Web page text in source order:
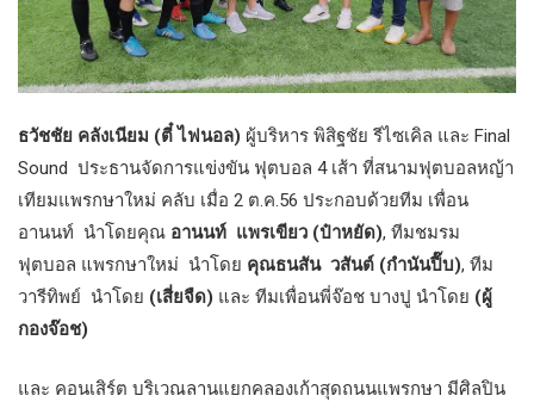
ธวัชชัย คลังเนียม (ตี๋ ไฟนอล) ผู้บริหาร พิสิฐชัย รีไซเคิล และ Final
Sound ประธานจัดการแข่งขัน ฟุตบอล 4 เส้า ที่สนามฟุตบอลหญ้า
เทียมแพรกษาใหม่ คลับ เมื่อ 2 ต.ค.56 ประกอบด้วยทีม เพื่อน
อานนท์ นำโดยคุณ อานนท์ แพรเขียว (ป๋าหยัด), ทีมชมรม
ฟุตบอล แพรกษาใหม่ นำโดย คุณธนสัน วสันต์ (กำนันปี๊บ), ทีม
วารีทิพย์ นำโดย (เสี่ยจืด) และ ทีมเพื่อนพี่จ๊อช บางปู นำโดย (ผู้
กองจ๊อช)
และ คอนเสิร์ต บริเวณลานแยกคลองเก้าสุดถนนแพรกษา มีศิลปิน